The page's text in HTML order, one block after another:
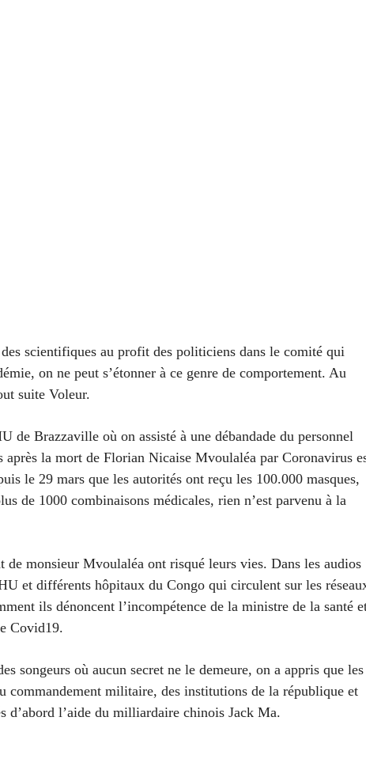
des scientifiques au profit des politiciens dans le comité qui
on ne peut s’étonner à ce genre de comportement. Au
suite Voleur.
de Brazzaville où on assisté à une débandade du personnel
après la mort de Florian Nicaise Mvoulaléa par Coronavirus
le 29 mars que les autorités ont reçu les 100.000 masques,
de 1000 combinaisons médicales, rien n’est parvenu à la
de monsieur Mvoulaléa ont risqué leurs vies. Dans les audios
et différents hôpitaux du Congo qui circulent sur les
ils dénoncent l’incompétence de la ministre de la santé
Covid19.
songeurs où aucun secret ne le demeure, on a appris que les
commandement militaire, des institutions de la république et
d’abord l’aide du milliardaire chinois Jack Ma.